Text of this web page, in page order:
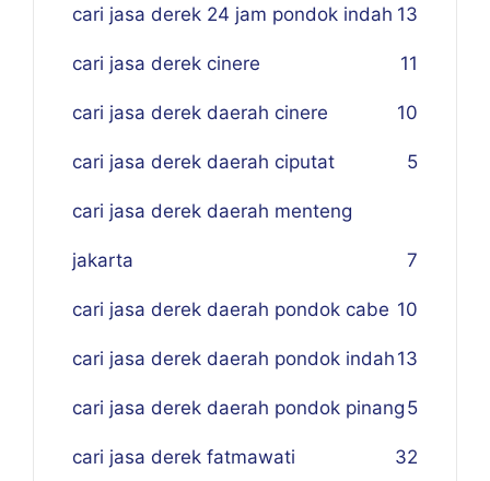
cari jasa derek 24 jam pondok indah 13
cari jasa derek cinere 11
cari jasa derek daerah cinere 10
cari jasa derek daerah ciputat 5
cari jasa derek daerah menteng
jakarta 7
cari jasa derek daerah pondok cabe 10
cari jasa derek daerah pondok indah 13
cari jasa derek daerah pondok pinang 5
cari jasa derek fatmawati 32